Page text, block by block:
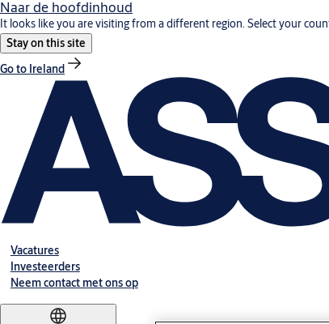
Naar de hoofdinhoud
It looks like you are visiting from a different region. Select your
Stay on this site
Go to Ireland
Vacatures
Investeerders
Neem contact met ons op